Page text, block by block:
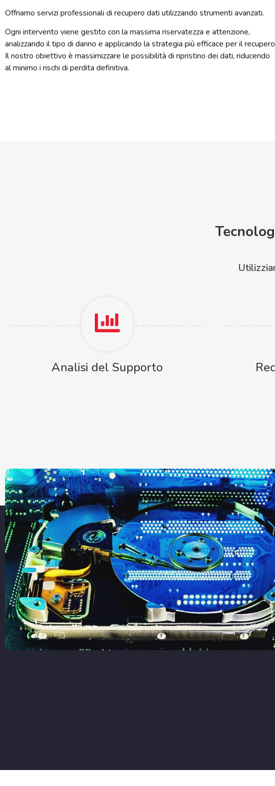
Offriamo servizi professionali di recupero dati utilizzando strumenti avanzati.
Ogni intervento viene gestito con la massima riservatezza e attenzione,
analizzando il tipo di danno e applicando la strategia più efficace per il
Il nostro obiettivo è massimizzare le possibilità di ripristino dei dati, riducendo
al minimo i rischi di perdita definitiva.
Analisi del Supporto